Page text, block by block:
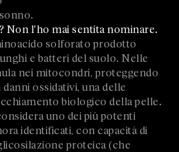
Non l'ho mai sentita nominare.
solforato prodotto
e batteri del suolo. Nelle
nei mitocondri, proteggendo
ossidativi, una delle
biologico della pelle.
uno dei più potenti
identificati, con capacità di
proteica (che